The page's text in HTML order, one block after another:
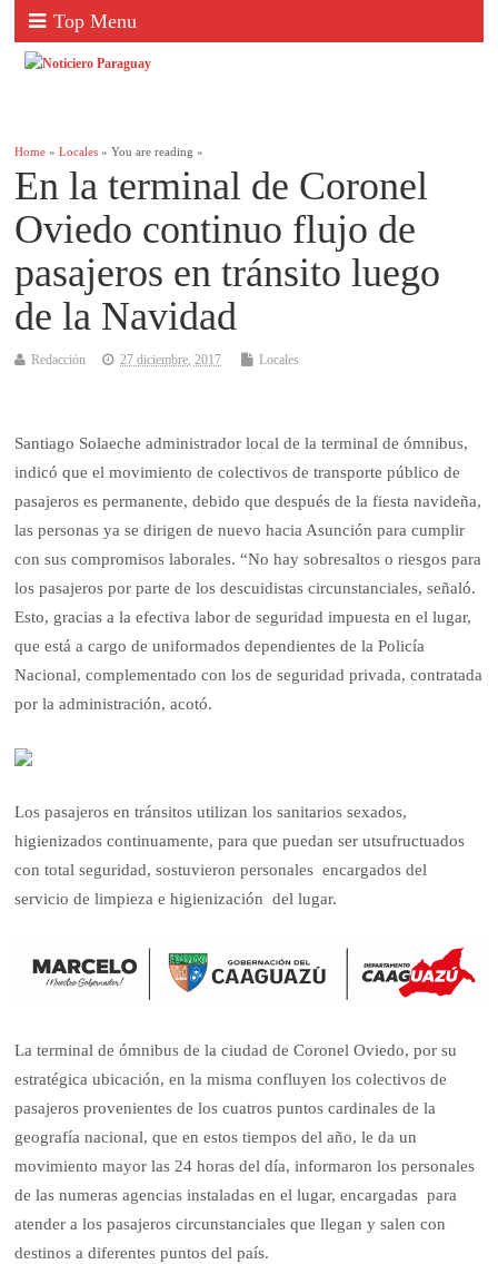
Top Menu
Home »Locales » You are reading »
En la terminal de Coronel
Oviedo continuo flujo de
pasajeros en tránsito luego
de la Navidad
Redacción 27 diciembre, 2017 Locales
Santiago Solaeche administrador local de la terminal de ómnibus,
indicó que el movimiento de colectivos de transporte público de
pasajeros es permanente, debido que después de la fiesta navideña,
las personas ya se dirigen de nuevo hacia Asunción para cumplir
con sus compromisos laborales. “No hay sobresaltos o riesgos para
los pasajeros por parte de los descuidistas circunstanciales, señaló.
Esto, gracias a la efectiva labor de seguridad impuesta en el lugar,
que está a cargo de uniformados dependientes de la Policía
Nacional, complementado con los de seguridad privada, contratada
por la administración, acotó.
Los pasajeros en tránsitos utilizan los sanitarios sexados,
higienizados continuamente, para que puedan ser utsufructuados
con total seguridad, sostuvieron personales encargados del
servicio de limpieza e higienización del lugar.
La terminal de ómnibus de la ciudad de Coronel Oviedo, por su
estratégica ubicación, en la misma confluyen los colectivos de
pasajeros provenientes de los cuatros puntos cardinales de la
geografía nacional, que en estos tiempos del año, le da un
movimiento mayor las 24 horas del día, informaron los personales
de las numeras agencias instaladas en el lugar, encargadas para
atender a los pasajeros circunstanciales que llegan y salen con
destinos a diferentes puntos del país.